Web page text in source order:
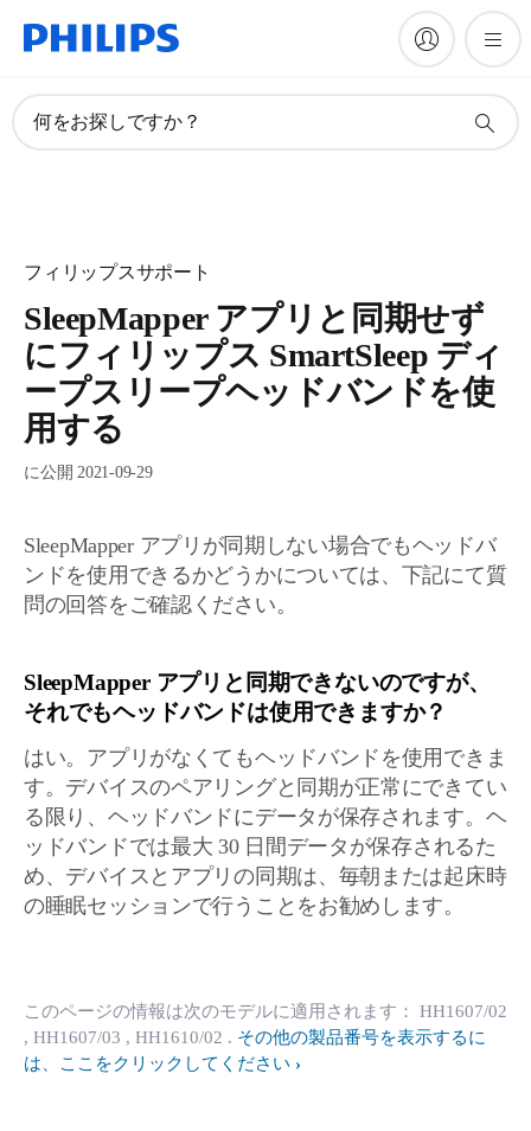
何をお探しですか？
フィリップスサポート
SleepMapper アプリと同期せず
にフィリップス SmartSleep ディ
ープスリープヘッドバンドを使
用する
に公開 2021-09-29
SleepMapper アプリが同期しない場合でもヘッドバ
ンドを使用できるかどうかについては、下記にて質
問の回答をご確認ください。
SleepMapper アプリと同期できないのですが、
それでもヘッドバンドは使用できますか？
はい。アプリがなくてもヘッドバンドを使用できま
す。デバイスのペアリングと同期が正常にできてい
る限り、ヘッドバンドにデータが保存されます。ヘ
ッドバンドでは最大 30 日間データが保存されるた
め、デバイスとアプリの同期は、毎朝または起床時
の睡眠セッションで行うことをお勧めします。
このページの情報は次のモデルに適用されます： HH1607/02
, HH1607/03 , HH1610/02 . その他の製品番号を表示するに
は、ここをクリックしてください